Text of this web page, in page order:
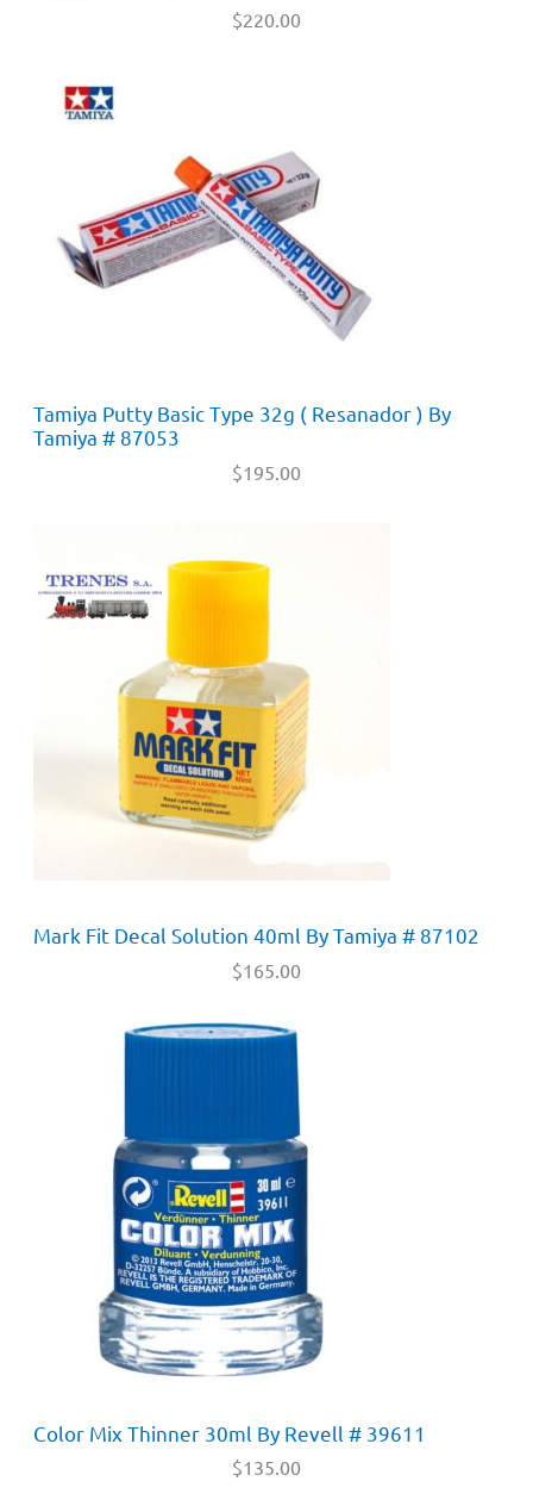
$220.00
Tamiya Putty Basic Type 32g ( Resanador ) By
Tamiya # 87053
$195.00
Mark Fit Decal Solution 40ml By Tamiya # 87102
$165.00
Color Mix Thinner 30ml By Revell # 39611
$135.00